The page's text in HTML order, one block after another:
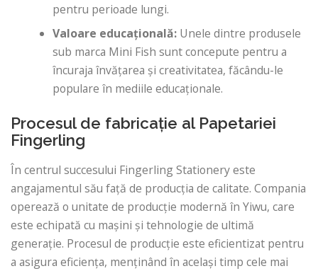
pentru perioade lungi.
Valoare educațională: Unele dintre produsele
sub marca Mini Fish sunt concepute pentru a
încuraja învățarea și creativitatea, făcându-le
populare în mediile educaționale.
Procesul de fabricație al Papetariei
Fingerling
În centrul succesului Fingerling Stationery este
angajamentul său față de producția de calitate. Compania
operează o unitate de producție modernă în Yiwu, care
este echipată cu mașini și tehnologie de ultimă
generație. Procesul de producție este eficientizat pentru
a asigura eficiența, menținând în același timp cele mai